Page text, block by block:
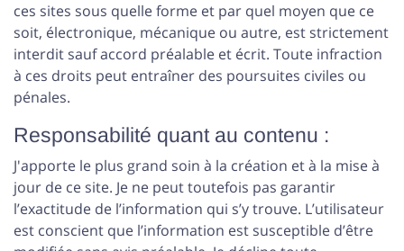
ces sites sous quelle forme et par quel moyen que ce
soit, électronique, mécanique ou autre, est strictement
interdit sauf accord préalable et écrit. Toute infraction
à ces droits peut entraîner des poursuites civiles ou
pénales.
Responsabilité quant au contenu :
J'apporte le plus grand soin à la création et à la mise à
jour de ce site. Je ne peut toutefois pas garantir
l’exactitude de l’information qui s’y trouve. L’utilisateur
est conscient que l’information est susceptible d’être